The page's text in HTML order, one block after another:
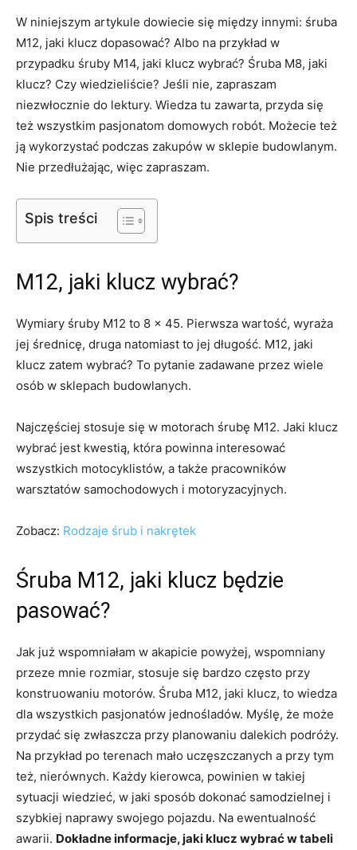
W niniejszym artykule dowiecie się między innymi: śruba
M12, jaki klucz dopasować? Albo na przykład w
przypadku śruby M14, jaki klucz wybrać? Śruba M8, jaki
klucz? Czy wiedzieliście? Jeśli nie, zapraszam
niezwłocznie do lektury. Wiedza tu zawarta, przyda się
też wszystkim pasjonatom domowych robót. Możecie też
ją wykorzystać podczas zakupów w sklepie budowlanym.
Nie przedłużając, więc zapraszam.
Spis treści
M12, jaki klucz wybrać?
Wymiary śruby M12 to 8 × 45. Pierwsza wartość, wyraża
jej średnicę, druga natomiast to jej długość. M12, jaki
klucz zatem wybrać? To pytanie zadawane przez wiele
osób w sklepach budowlanych.
Najczęściej stosuje się w motorach śrubę M12. Jaki klucz
wybrać jest kwestią, która powinna interesować
wszystkich motocyklistów, a także pracowników
warsztatów samochodowych i motoryzacyjnych.
Zobacz: Rodzaje śrub i nakrętek
Śruba M12, jaki klucz będzie
pasować?
Jak już wspomniałam w akapicie powyżej, wspomniany
przeze mnie rozmiar, stosuje się bardzo często przy
konstruowaniu motorów. Śruba M12, jaki klucz, to wiedza
dla wszystkich pasjonatów jednośladów. Myślę, że może
przydać się zwłaszcza przy planowaniu dalekich podróży.
Na przykład po terenach mało uczęszczanych a przy tym
też, nierównych. Każdy kierowca, powinien w takiej
sytuacji wiedzieć, w jaki sposób dokonać samodzielnej i
szybkiej naprawy swojego pojazdu. Na ewentualność
awarii. Dokładne informacje, jaki klucz wybrać w tabeli